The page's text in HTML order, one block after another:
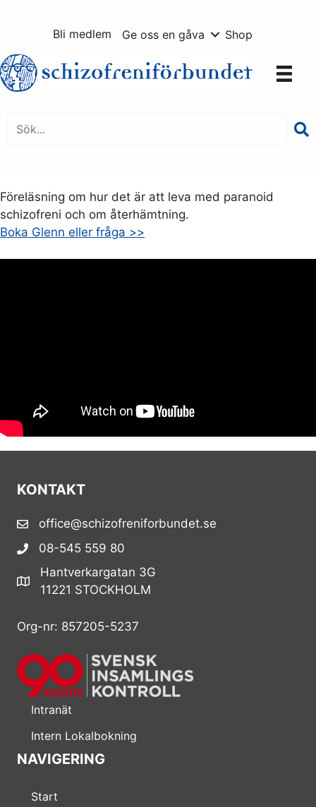
Bli medlem Ge oss en gåva Shop
Föreläsning om hur det är att leva med paranoid
schizofreni och om återhämtning.
Boka Glenn eller fråga >>
KONTAKT
office@schizofreniforbundet.se
08-545 559 80
Hantverkargatan 3G
11221 STOCKHOLM
Org-nr: 857205-5237
Intranät
Intern Lokalbokning
NAVIGERING
Start